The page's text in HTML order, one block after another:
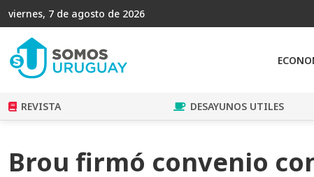
viernes, 7 de agosto de 2026
REVISTA DESAYUNOS UTILES
Brou firmó convenio